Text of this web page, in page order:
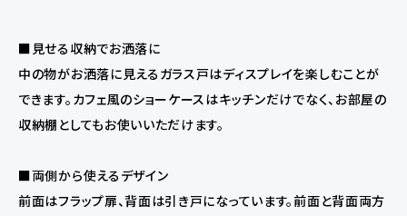
■見せる収納でお洒落に
中の物がお洒落に見えるガラス戸はディスプレイを楽しむことが
できます。カフェ風のショーケースはキッチンだけでなく、お部屋の
収納棚としてもお使いいただけます。
■両側から使えるデザイン
前面はフラップ扉、背面は引き戸になっています。前面と背面両方